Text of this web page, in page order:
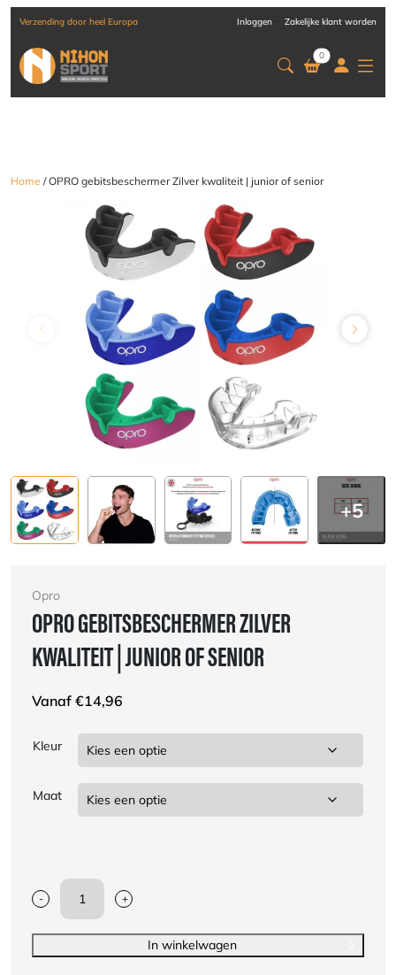
Verzending door heel Europa Inloggen Zakelijke klant worden
0
Home / OPRO gebitsbeschermer Zilver kwaliteit | junior of senior
+5
Opro
OPRO GEBITSBESCHERMER ZILVER
KWALITEIT | JUNIOR OF SENIOR
Vanaf €14,96
Kleur
Maat
-
OPRO
kwaliteit
+
In winkelwagen